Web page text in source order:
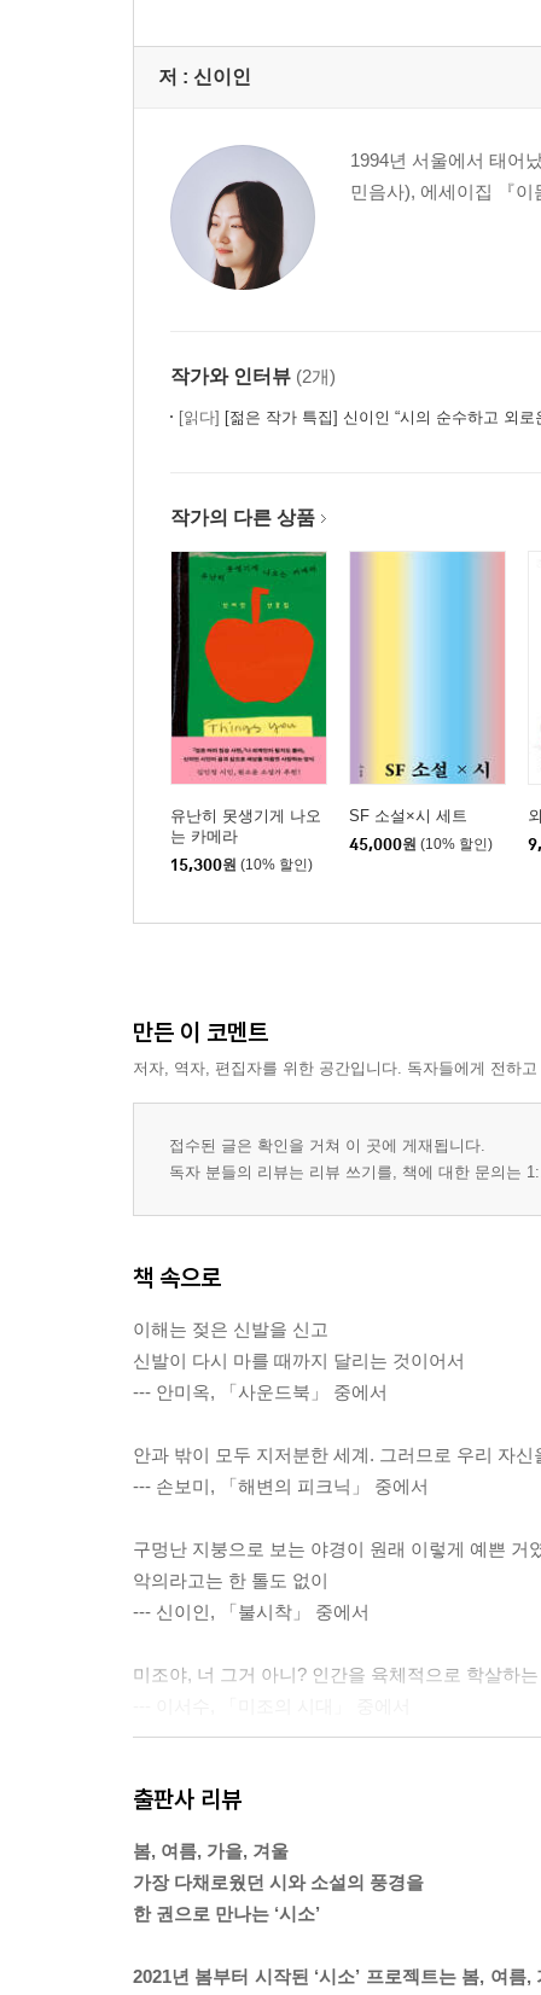
저 : 신이인
1994년 서울에서 태어
민음사), 에세이집 『
작가와 인터뷰 (2개)
[읽다] [젊은 작가 특집] 신이인 “시의 순수하고 외로운 면
작가의 다른 상품
유난히 못생기게 나오
는 카메라
15,300원 (10% 할인)
SF 소설×시 세트
45,000원 (10% 할인)
만든 이 코멘트
저자, 역자, 편집자를 위한 공간입니다. 독자들에게 전하
접수된 글은 확인을 거쳐 이 곳에 게재됩니다.
독자 분들의 리뷰는 리뷰 쓰기를, 책에 대한 문의는
책 속으로
이해는 젖은 신발을 신고
신발이 다시 마를 때까지 달리는 것이어서
--- 안미옥, 「사운드북」 중에서
안과 밖이 모두 지저분한 세계. 그러므로 우리 자
--- 손보미, 「해변의 피크닉」 중에서
구멍난 지붕으로 보는 야경이 원래 이렇게 예쁜 거
악의라고는 한 톨도 없이
--- 신이인, 「불시착」 중에서
미조야, 너 그거 아니? 인간을 육체적으로 학살하
우리는 꽃의 모양을 본다
나는 너를 보며 나를, 언니를 바라봤었지. 그리고
서는 그토록 사랑했던 언니의 아이였기 때문에.
출판사 리뷰
봄, 여름, 가을, 겨울
가장 다채로웠던 시와 소설의 풍경을
한 권으로 만나는 ‘시소’
2021년 봄부터 시작된 ‘시소’ 프로젝트는 봄, 여